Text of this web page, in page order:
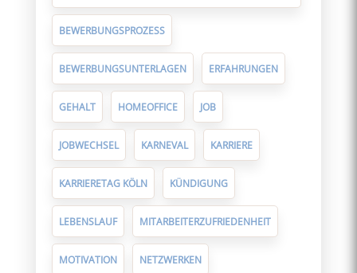
BEWERBUNGSPROZESS
BEWERBUNGSUNTERLAGEN ERFAHRUNGEN
GEHALT HOMEOFFICE JOB
JOBWECHSEL KARNEVAL KARRIERE
KARRIERETAG KÖLN KÜNDIGUNG
LEBENSLAUF MITARBEITERZUFRIEDENHEIT
MOTIVATION NETZWERKEN